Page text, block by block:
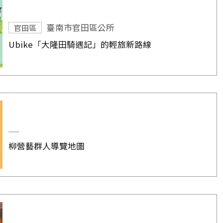
官田區
臺南市官田區公所
Ubike「大隆田騎遇記」的輕旅新路線
柳營藝群人導覽地圖